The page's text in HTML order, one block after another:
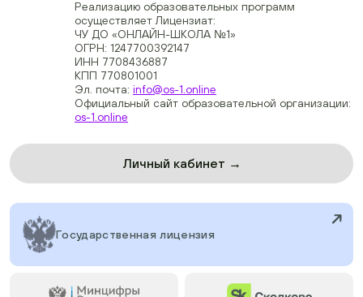
Реализацию образовательных программ
осуществляет Лицензиат:
ЧУ ДО «ОНЛАЙН-ШКОЛА №1»
ОГРН: 1247700392147
ИНН 7708436887
КПП 770801001
Эл. почта: info@os-1.online
Официальный сайт образовательной организации:
os-1.online
Личный кабинет →
Государственная лицензия